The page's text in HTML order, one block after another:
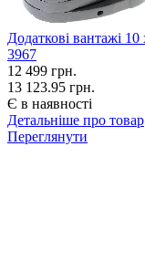
Додаткові вантажі
3967
12 499 грн.
13 123.95 грн.
Є в наявності
Детальніше про товар
Переглянути